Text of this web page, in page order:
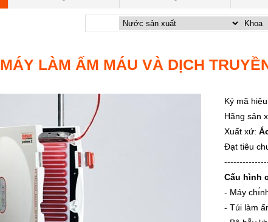
MÁY LÀM ẤM MÁU VÀ DỊCH
Ký mã
Hãng sản
Xuất xứ:
Đạt tiêu
Cấu hình
- Máy
- Túi làm